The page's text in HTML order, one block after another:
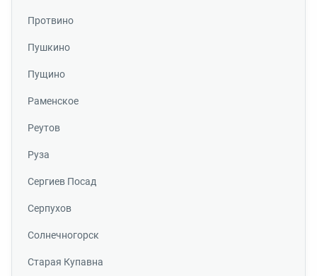
Протвино
Пушкино
Пущино
Раменское
Реутов
Руза
Сергиев Посад
Серпухов
Солнечногорск
Старая Купавна